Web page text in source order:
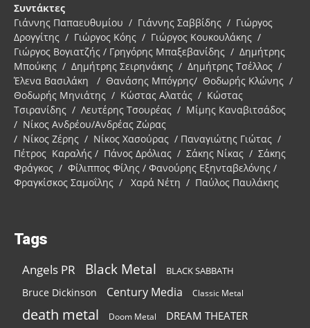
Συντάκτες
Γιάννης Παπαευθυμίου / Γιάννης Σαββίδης / Γιώργος
Δρογγίτης / Γιώργος Κόης / Γιώργος Κουκουλάκης /
Γιώργος Βογιατζής / Γρηγόρης Μπαξεβανίδης / Δημήτρης
Μπούκης / Δημήτρης Σειρηνάκης / Δημήτρης Τσέλλος /
Έλενα Βασιλάκη / Θανάσης Μπόγρης/ Θοδωρής Κλώνης /
Θοδωρής Μηνιάτης / Κώστας Αλατάς / Κώστας
Τσιρανίδης / Λευτέρης Τσουρέας / Μίμης Καναβιτσάδος
/ Νίκος Ανδρέου/Ανδρέας Ζώρας
/ Νίκος Ζέρης / Νίκος Χασούρας / Παναγιώτης Γιώτας /
Πέτρος Καραλής / Πάνος Δρόλιας / Σάκης Νίκας / Σάκης
Φράγκος / Φίλιππος Φίλης / Φανούρης Εξηνταβελόνης /
Φραγκίσκος Σαμοΐλης / Χαρά Νέτη / Παύλος Παυλάκης
Tags
Angels PR Black Metal BLACK SABBATH
Bruce Dickinson Century Media Classic Metal
death metal Doom Metal DREAM THEATER